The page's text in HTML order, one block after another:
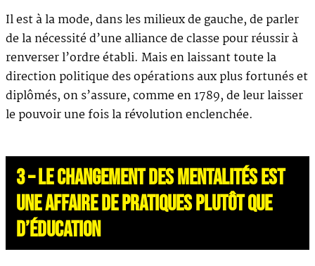
Il est à la mode, dans les milieux de gauche, de parler
de la nécessité d’une alliance de classe pour réussir à
renverser l’ordre établi. Mais en laissant toute la
direction politique des opérations aux plus fortunés et
diplômés, on s’assure, comme en 1789, de leur laisser
le pouvoir une fois la révolution enclenchée.
3 – LE CHANGEMENT DES MENTALITÉS EST
UNE AFFAIRE DE PRATIQUES PLUTÔT QUE
D’ÉDUCATION